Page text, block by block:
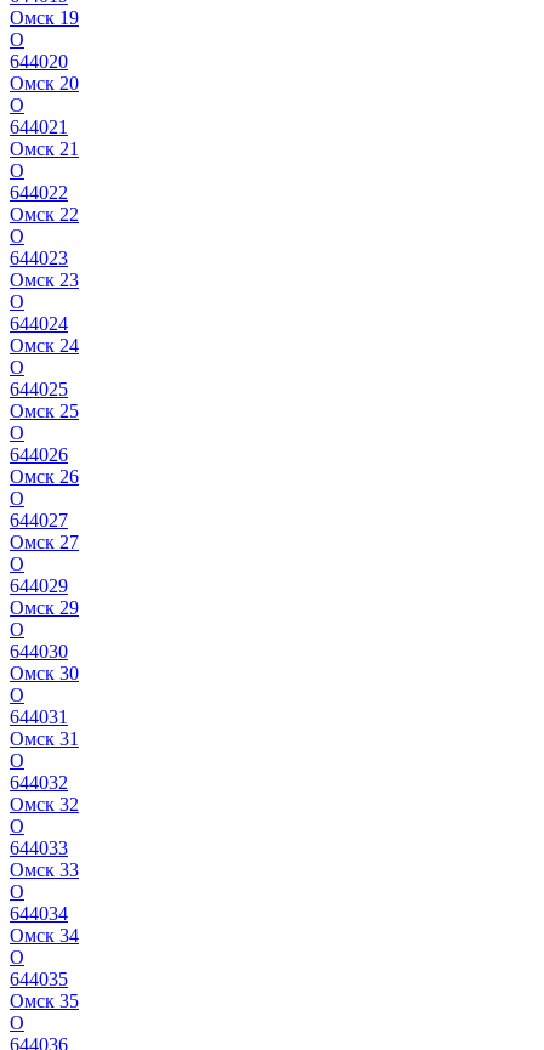
Омск 19
О
644020
Омск 20
О
644021
Омск 21
О
644022
Омск 22
О
644023
Омск 23
О
644024
Омск 24
О
644025
Омск 25
О
644026
Омск 26
О
644027
Омск 27
О
644029
Омск 29
О
644030
Омск 30
О
644031
Омск 31
О
644032
Омск 32
О
644033
Омск 33
О
644034
Омск 34
О
644035
Омск 35
О
644036